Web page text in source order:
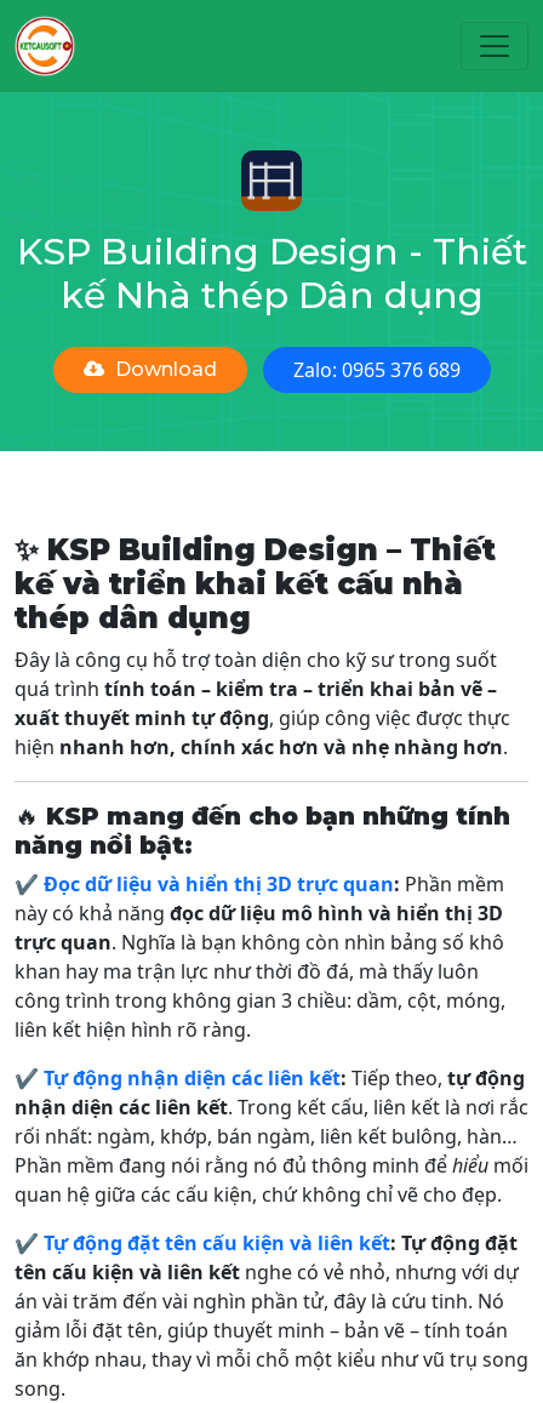
KSP Building Design - Thiết
kế Nhà thép Dân dụng
Download Zalo: 0965 376 689
✨ KSP Building Design – Thiết
kế và triển khai kết cấu nhà
thép dân dụng
Đây là công cụ hỗ trợ toàn diện cho kỹ sư trong suốt
quá trình tính toán – kiểm tra – triển khai bản vẽ –
xuất thuyết minh tự động, giúp công việc được thực
hiện nhanh hơn, chính xác hơn và nhẹ nhàng hơn.
🔥 KSP mang đến cho bạn những tính
năng nổi bật:
✔️ Đọc dữ liệu và hiển thị 3D trực quan: Phần mềm
này có khả năng đọc dữ liệu mô hình và hiển thị 3D
trực quan. Nghĩa là bạn không còn nhìn bảng số khô
khan hay ma trận lực như thời đồ đá, mà thấy luôn
công trình trong không gian 3 chiều: dầm, cột, móng,
liên kết hiện hình rõ ràng.
✔️ Tự động nhận diện các liên kết: Tiếp theo, tự động
nhận diện các liên kết. Trong kết cấu, liên kết là nơi rắc
rối nhất: ngàm, khớp, bán ngàm, liên kết bulông, hàn…
Phần mềm đang nói rằng nó đủ thông minh đểhiểu mối
quan hệ giữa các cấu kiện, chứ không chỉ vẽ cho đẹp.
✔️ Tự động đặt tên cấu kiện và liên kết: Tự động đặt
tên cấu kiện và liên kết nghe có vẻ nhỏ, nhưng với dự
án vài trăm đến vài nghìn phần tử, đây là cứu tinh. Nó
giảm lỗi đặt tên, giúp thuyết minh – bản vẽ – tính toán
ăn khớp nhau, thay vì mỗi chỗ một kiểu như vũ trụ song
song.